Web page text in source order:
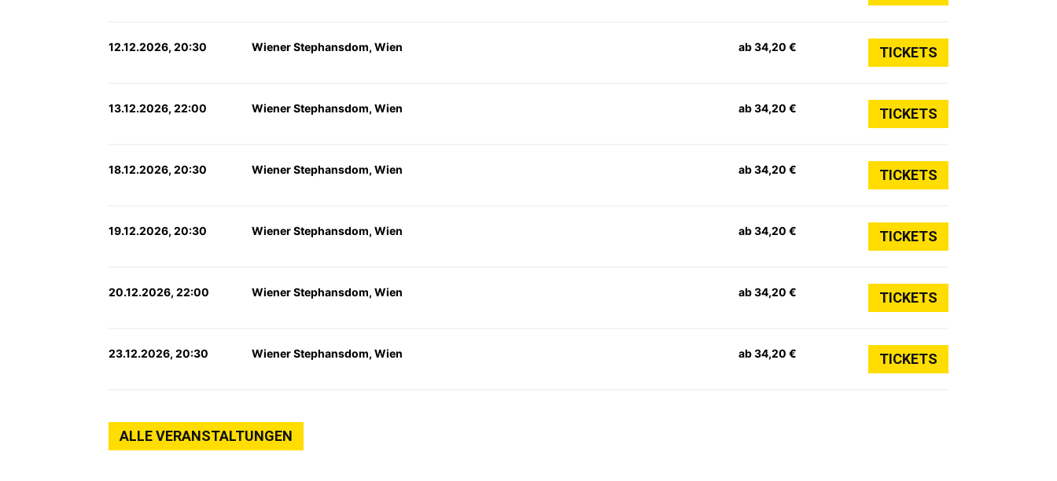
12.12.2026, 20:30 Wiener Stephansdom, Wien ab 34,20 € TICKETS
13.12.2026, 22:00 Wiener Stephansdom, Wien ab 34,20 € TICKETS
18.12.2026, 20:30 Wiener Stephansdom, Wien ab 34,20 € TICKETS
19.12.2026, 20:30 Wiener Stephansdom, Wien ab 34,20 € TICKETS
20.12.2026, 22:00 Wiener Stephansdom, Wien ab 34,20 € TICKETS
23.12.2026, 20:30 Wiener Stephansdom, Wien ab 34,20 € TICKETS
ALLE VERANSTALTUNGEN